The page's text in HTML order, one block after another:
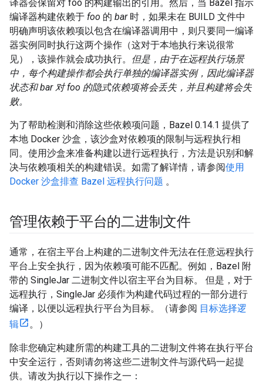
译器会保留对 foo 的构建输出的引用。然后，当 Bazel 指示
编译器构建依赖于 foo 的 bar时，如果未在 BUILD 文件中
明确声明该依赖项以包含在编译器调用中，则只要同一编译
器实例同时执行这两个操作（这对于本地执行来说很常
见），该操作就会成功执行。 但是，由于在远程执行场景
中，每个构建操作都会执行单独的编译器实例，因此编译器
状态和 bar 对 foo 的隐式依赖项将会丢失，并且构建将会失
败。
为了帮助检测和消除这些依赖项问题，Bazel 0.14.1 提供了
本地 Docker 沙盒，该沙盒对依赖项的限制与远程执行相
同。使用沙盒来准备构建以进行远程执行，方法是识别和解
决与依赖项相关的构建错误。如需了解详情，请参阅使用
Docker 沙盒排查 Bazel 远程执行问题 。
管理依赖于平台的二进制文件
通常，在宿主平台上构建的二进制文件无法在任意远程执行
平台上安全执行，因为依赖项可能不匹配。例如，Bazel 附
带的 SingleJar 二进制文件以宿主平台为目标。 但是，对于
远程执行，SingleJar 必须作为构建代码过程的一部分进行
编译，以便以远程执行平台为目标。（请参阅 目标选择逻
辑
。）
除非您确定构建所需的构建工具的二进制文件将在执行平台
中安全运行，否则请勿将这些二进制文件与源代码一起提
供。请改为执行以下操作之一：